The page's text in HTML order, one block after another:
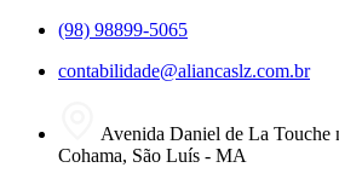
(98) 98899-5065
contabilidade@aliancaslz.com.br
Avenida Daniel de La Touche
Cohama, São Luís - MA